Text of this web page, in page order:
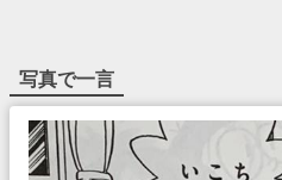
写真で一言